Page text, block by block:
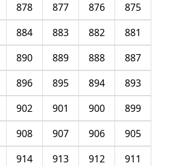
875
876
877
878
881
882
883
884
887
888
889
890
893
894
895
896
899
900
901
902
905
906
907
908
911
912
913
914